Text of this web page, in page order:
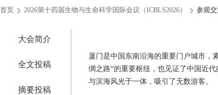
首页 2026第十四届生物与生命科学国际会议（ICBLS2026） 参观
大会简介
全文投稿
摘要投稿
厦门是中国东南沿海的重要门户城市，
绸之路”的重要枢纽，也见证了中国近
与滨海风光于一体，吸引了无数游客。